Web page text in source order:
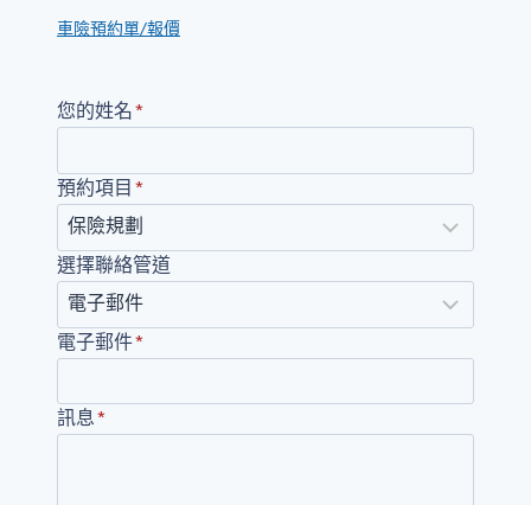
車險預約單/報價
您的姓名*
預約項目 *
選擇聯絡管道
電子郵件*
訊息*